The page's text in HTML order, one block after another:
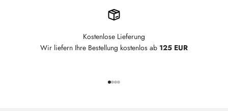
Kostenlose Lieferung
Wir liefern Ihre Bestellung kostenlos ab 125 EUR